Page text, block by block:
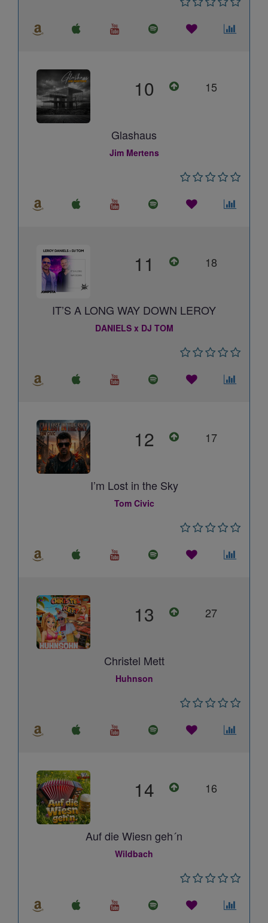
10 15
Glashaus
Jim Mertens
11 18
IT’S A LONG WAY DOWN LEROY
DANIELS x DJ TOM
12 17
I’m Lost in the Sky
Tom Civic
13 27
Christel Mett
Huhnson
14 16
Auf die Wiesn geh´n
Wildbach